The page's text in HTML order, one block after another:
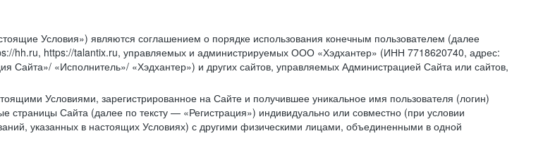
Условия») являются соглашением о порядке использования конечным пользователем (далее
hh.ru, https://talantix.ru, управляемых и администрируемых ООО «Хэдхантер» (ИНН 7718620740, адрес:
Сайта»/ «Исполнитель»/ «Хэдхантер») и других сайтов, управляемых Администрацией Сайта или сайтов,
Условиями, зарегистрированное на Сайте и получившее уникальное имя пользователя (логин)
Сайта (далее по тексту — «Регистрация») индивидуально или совместно (при условии
указанных в настоящих Условиях) с другими физическими лицами, объединенными в одной